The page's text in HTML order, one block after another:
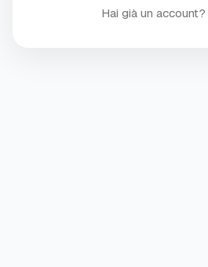
Hai già un account?